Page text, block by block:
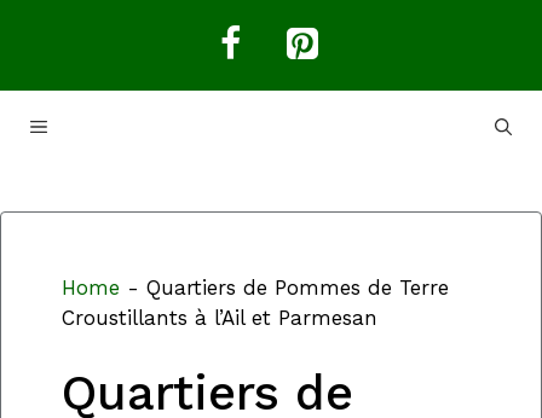
MENU
Home - Quartiers de Pommes de Terre
Croustillants à l’Ail et Parmesan
Quartiers de